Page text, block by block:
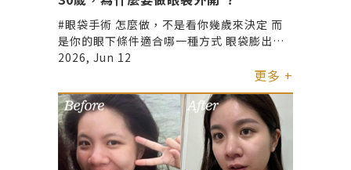
#眼袋手術 怎麼做，不是看你幾歲來決定 而
是你的眼下條件適合哪一種方式 眼袋膨出程
度、皮膚狀態、眼周結構…等 這些都比年齡
己，才是關鍵
2026, Jun 12
更多 +